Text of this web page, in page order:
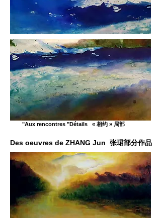
"Aux rencontres "Détails « 相约 » 局部
Des oeuvres de ZHANG Jun 张珺部分作品